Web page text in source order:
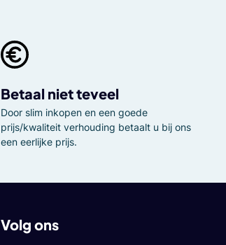
Betaal niet teveel
Door slim inkopen en een goede
prijs/kwaliteit verhouding betaalt u bij ons
een eerlijke prijs.
Volg ons